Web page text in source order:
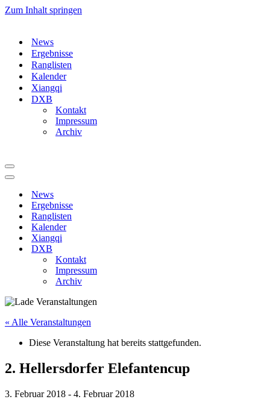
Zum Inhalt springen
News
Ergebnisse
Ranglisten
Kalender
Xiangqi
DXB
Kontakt
Impressum
Archiv
Navigationsmenü
Navigationsmenü
News
Ergebnisse
Ranglisten
Kalender
Xiangqi
DXB
Kontakt
Impressum
Archiv
« Alle Veranstaltungen
Diese Veranstaltung hat bereits stattgefunden.
2. Hellersdorfer Elefantencup
3. Februar 2018 - 4. Februar 2018